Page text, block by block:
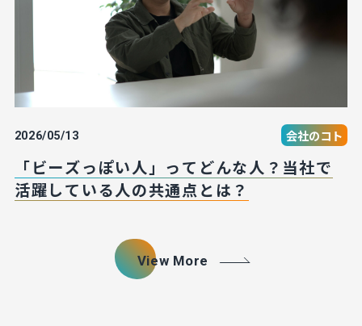
View More
2026/05/13 会社のコト
「ビーズっぽい人」ってどんな人？当社で
活躍している人の共通点とは？